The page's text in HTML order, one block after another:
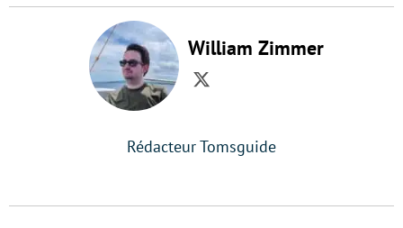
William Zimmer
Twitter
Rédacteur Tomsguide